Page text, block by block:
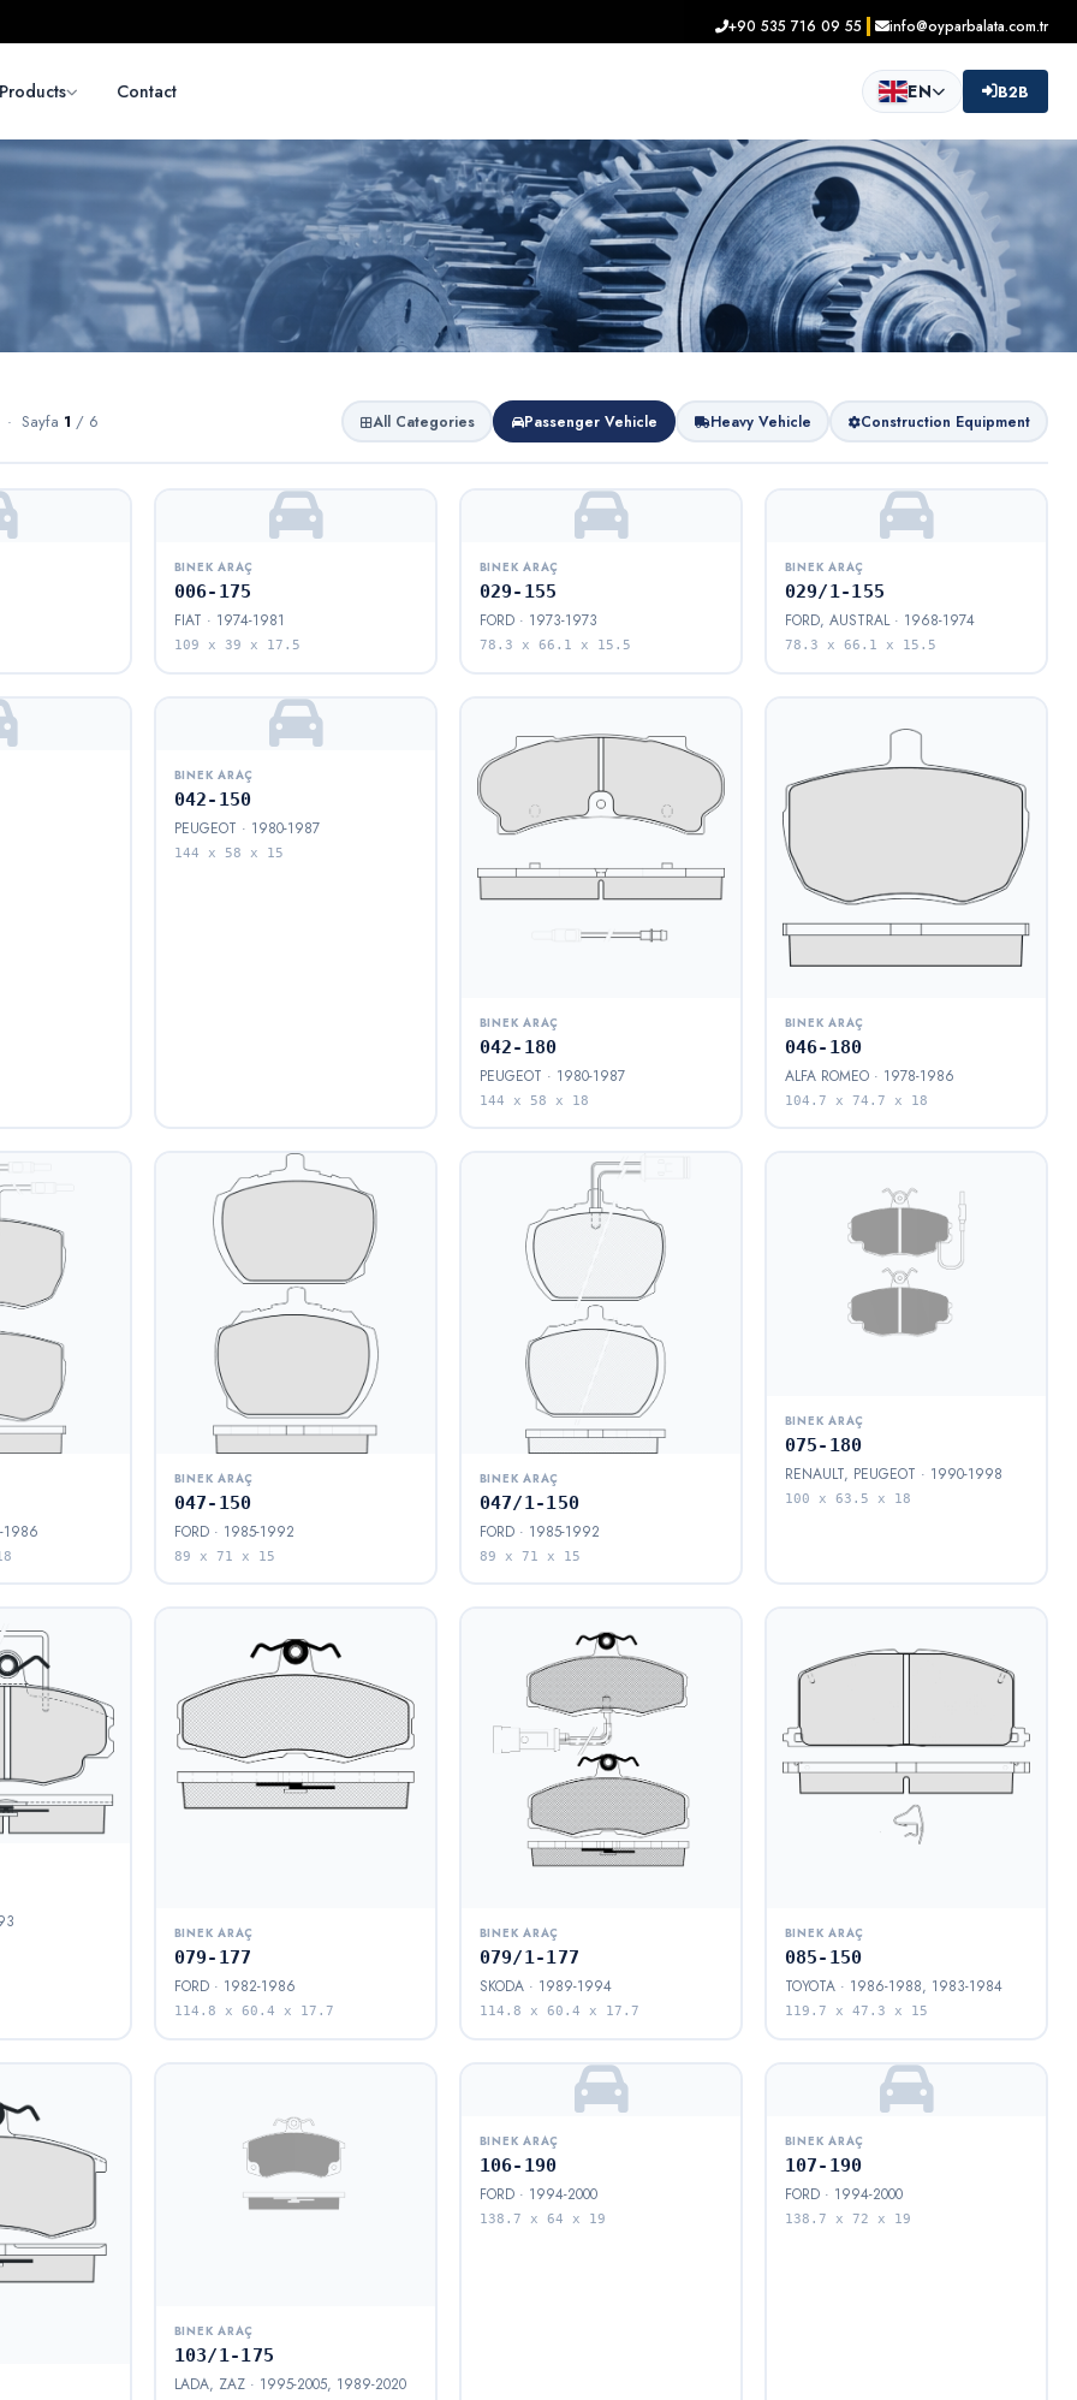
+90 535 716 09 55 info@oyparbalata.com.tr
Products Contact EN B2B
· Sayfa 1 / 6 All Categories Passenger Vehicle Heavy Vehicle Construction Equipment
BINEK ARAÇ
006-175
FIAT · 1974-1981
109 x 39 x 17.5
BINEK ARAÇ
029-155
FORD · 1973-1973
78.3 x 66.1 x 15.5
BINEK ARAÇ
029/1-155
FORD, AUSTRAL · 1968-1974
78.3 x 66.1 x 15.5
BINEK ARAÇ
042-150
PEUGEOT · 1980-1987
144 x 58 x 15
BINEK ARAÇ
042-180
PEUGEOT · 1980-1987
144 x 58 x 18
BINEK ARAÇ
046-180
ALFA ROMEO · 1978-1986
104.7 x 74.7 x 18
1986
BINEK ARAÇ
047-150
FORD · 1985-1992
89 x 71 x 15
BINEK ARAÇ
047/1-150
FORD · 1985-1992
89 x 71 x 15
BINEK ARAÇ
075-180
RENAULT, PEUGEOT · 1990-1998
100 x 63.5 x 18
BINEK ARAÇ
079-177
FORD · 1982-1986
114.8 x 60.4 x 17.7
BINEK ARAÇ
079/1-177
SKODA · 1989-1994
114.8 x 60.4 x 17.7
BINEK ARAÇ
085-150
TOYOTA · 1986-1988, 1983-1984
119.7 x 47.3 x 15
BINEK ARAÇ
103/1-175
LADA, ZAZ · 1995-2005, 1989-2020
BINEK ARAÇ
106-190
FORD · 1994-2000
138.7 x 64 x 19
BINEK ARAÇ
107-190
FORD · 1994-2000
138.7 x 72 x 19